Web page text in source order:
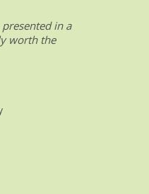
in a
worth the